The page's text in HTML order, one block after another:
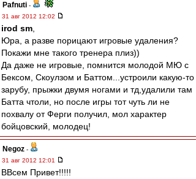
Pafnuti -
31 авг 2012 12:02
irod sm
Юра, а разве порицают игровые удаления?
Покажи мне такого тренера плиз))
Да даже не игровые, помнится молодой МЮ с
Бексом, Скоулзом и Баттом...устроили какую-то
зарубу, прыжки двумя ногами и тд,удалили там
Батта чтоли, но после игры тот чуть ли не
похвалу от Ферги получил, мол характер
бойцовский, молодец!
Negoz -
31 авг 2012 12:01
ВВсем Привет!!!!!